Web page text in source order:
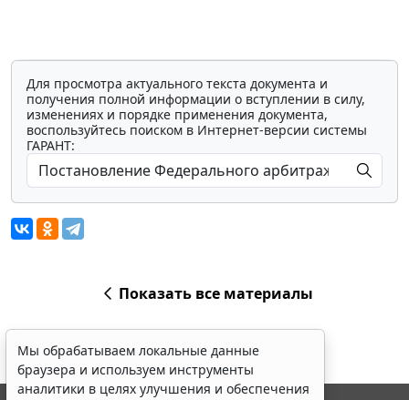
Для просмотра актуального текста документа и
получения полной информации о вступлении в силу,
изменениях и порядке применения документа,
воспользуйтесь поиском в Интернет-версии системы
ГАРАНТ:
Показать все материалы
Мы обрабатываем локальные данные
браузера и используем инструменты
аналитики в целях улучшения и обеспечения